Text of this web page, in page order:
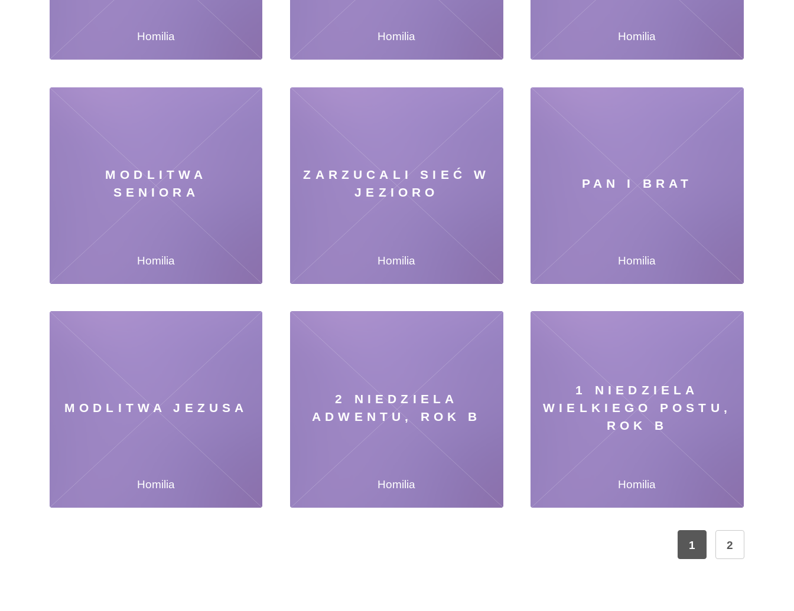
Homilia Homilia Homilia
MODLITWA
SENIORA
Homilia
ZARZUCALI SIEĆ W
JEZIORO
Homilia
PAN I BRAT
Homilia
MODLITWA JEZUSA
Homilia
2 NIEDZIELA
ADWENTU, ROK B
Homilia
1 NIEDZIELA
WIELKIEGO POSTU,
ROK B
Homilia
1 2